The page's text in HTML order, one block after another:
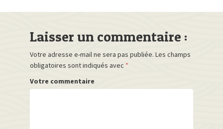
Laisser un commentaire :
Votre adresse e-mail ne sera pas publiée. Les champs
obligatoires sont indiqués avec *
Votre commentaire